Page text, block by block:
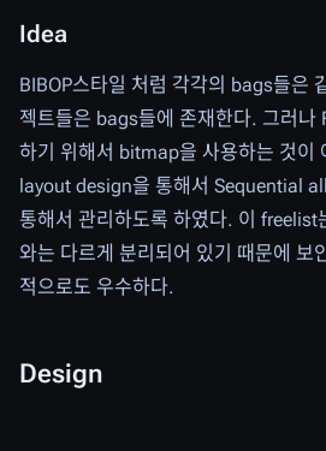
Idea
BIBOP스타일 처럼 각각의 bags들은
젝트들은 bags들에 존재한다. 그러나
하기 위해서 bitmap을 사용하는 것이
layout design을 통해서 Sequential
통해서 관리하도록 하였다. 이
와는 다르게 분리되어 있기 때문에 보
적으로도 우수하다.
Design